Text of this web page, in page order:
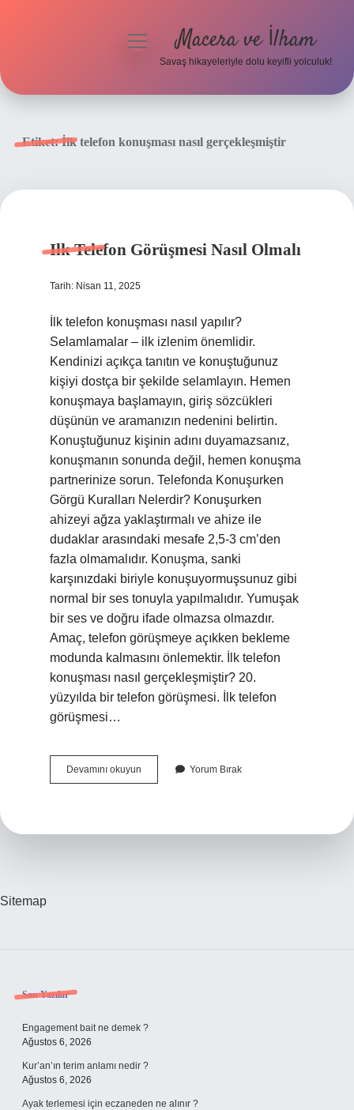
menüyüMacera ve İlham
Savaş hikayeleriyle dolu keyifli yolculuk!
Etiket:İlk telefon konuşması nasıl gerçekleşmiştir
Ilk Telefon Görüşmesi Nasıl Olmalı
Tarih: Nisan 11, 2025
İlk telefon konuşması nasıl yapılır?
Selamlamalar – ilk izlenim önemlidir.
Kendinizi açıkça tanıtın ve konuştuğunuz
kişiyi dostça bir şekilde selamlayın. Hemen
konuşmaya başlamayın, giriş sözcükleri
düşünün ve aramanızın nedenini belirtin.
Konuştuğunuz kişinin adını duyamazsanız,
konuşmanın sonunda değil, hemen konuşma
partnerinize sorun. Telefonda Konuşurken
Görgü Kuralları Nelerdir? Konuşurken
ahizeyi ağza yaklaştırmalı ve ahize ile
dudaklar arasındaki mesafe 2,5-3 cm’den
fazla olmamalıdır. Konuşma, sanki
karşınızdaki biriyle konuşuyormuşsunuz gibi
normal bir ses tonuyla yapılmalıdır. Yumuşak
bir ses ve doğru ifade olmazsa olmazdır.
Amaç, telefon görüşmeye açıkken bekleme
modunda kalmasını önlemektir. İlk telefon
konuşması nasıl gerçekleşmiştir? 20.
yüzyılda bir telefon görüşmesi. İlk telefon
görüşmesi…
Devamını okuyun
Telefon
Yorum Bırak
Sitemap
Sidebar
Son Yazılar
Engagement bait ne demek ?
Ağustos 6, 2026
Kur’an’ın terim anlamı nedir ?
Ağustos 6, 2026
Ayak terlemesi için eczaneden ne alınır ?